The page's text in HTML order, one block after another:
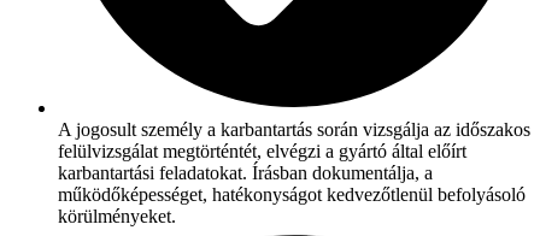
A jogosult személy a karbantartás során vizsgálja az időszakos
felülvizsgálat megtörténtét, elvégzi a gyártó által előírt
karbantartási feladatokat. Írásban dokumentálja, a
működőképességet, hatékonyságot kedvezőtlenül befolyásoló
körülményeket.